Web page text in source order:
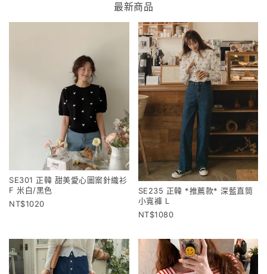
最新商品
SE301 正韓 甜美愛心圖案針織衫
F 米白/黑色
1020
SE235 正韓 *推薦款* 深藍直筒
小寬褲 L
1080